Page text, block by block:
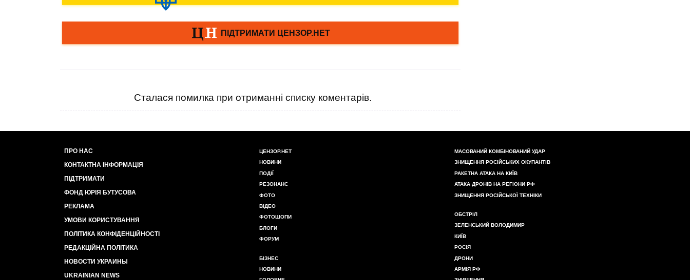
Сталася помилка при отриманні списку коментарів.
ПРО НАС
КОНТАКТНА ІНФОРМАЦІЯ
ПІДТРИМАТИ
ФОНД ЮРІЯ БУТУСОВА
РЕКЛАМА
УМОВИ КОРИСТУВАННЯ
ПОЛІТИКА КОНФІДЕНЦІЙНОСТІ
РЕДАКЦІЙНА ПОЛІТИКА
НОВОСТИ УКРАИНЫ
UKRAINIAN NEWS
ЦЕНЗОР.НЕТ
НОВИНИ
ПОДІЇ
РЕЗОНАНС
ФОТО
ВІДЕО
ФОТОШОПИ
БЛОГИ
ФОРУМ
БІЗНЕС
НОВИНИ
МАСОВАНИЙ КОМБІНОВАНИЙ УДАР
ЗНИЩЕННЯ РОСІЙСЬКИХ ОКУПАНТІВ
РАКЕТНА АТАКА НА КИЇВ
АТАКА ДРОНІВ НА РЕГІОНИ РФ
ЗНИЩЕННЯ РОСІЙСЬКОЇ ТЕХНІКИ
ОБСТРІЛ
ЗЕЛЕНСЬКИЙ ВОЛОДИМИР
КИЇВ
РОСІЯ
ДРОНИ
АРМІЯ РФ